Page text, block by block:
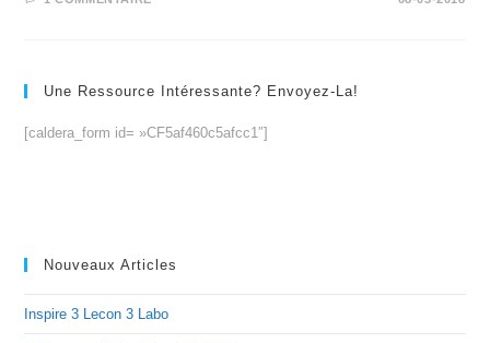
Une Ressource Intéressante? Envoyez-La!
[caldera_form id= »CF5af460c5afcc1″]
Nouveaux Articles
Inspire 3 Lecon 3 Labo